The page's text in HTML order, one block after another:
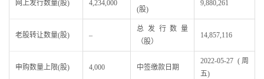
网上发行数量(股) 4,234,000
(股)
9,880,261
老股转让数量(股) –
总发行数量
（股）
14,857,116
申购数量上限(股) 4,000 中签缴款日期
2022-05-27 (周
五)